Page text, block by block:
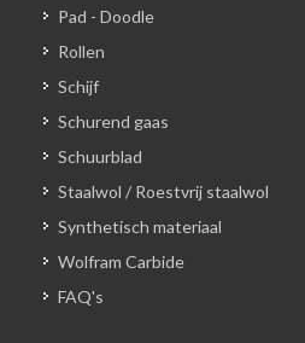
Pad - Doodle
Rollen
Schijf
Schurend gaas
Schuurblad
Staalwol / Roestvrij staalwol
Synthetisch materiaal
Wolfram Carbide
FAQ's